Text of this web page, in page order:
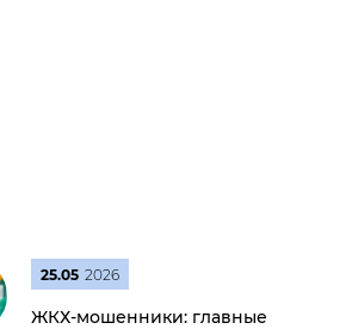
25.05 2026
ЖКХ-мошенники: главные